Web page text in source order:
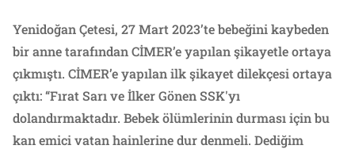
Yenidoğan Çetesi, 27 Mart 2023’te bebeğini kaybeden
bir anne tarafından CİMER’e yapılan şikayetle ortaya
çıkmıştı. CİMER’e yapılan ilk şikayet dilekçesi ortaya
çıktı: “Fırat Sarı ve İlker Gönen SSK'yı
dolandırmaktadır. Bebek ölümlerinin durması için bu
kan emici vatan hainlerine dur denmeli. Dediğim